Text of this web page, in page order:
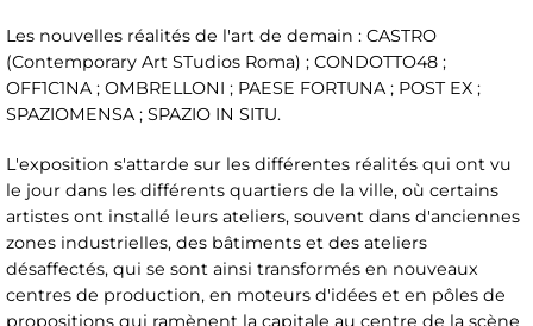
Les nouvelles réalités de l'art de demain : CASTRO
(Contemporary Art STudios Roma) ; CONDOTTO48 ;
OFF1C1NA ; OMBRELLONI ; PAESE FORTUNA ; POST EX ;
SPAZIOMENSA ; SPAZIO IN SITU.
L'exposition s'attarde sur les différentes réalités qui ont vu
le jour dans les différents quartiers de la ville, où certains
artistes ont installé leurs ateliers, souvent dans d'anciennes
zones industrielles, des bâtiments et des ateliers
désaffectés, qui se sont ainsi transformés en nouveaux
centres de production, en moteurs d'idées et en pôles de